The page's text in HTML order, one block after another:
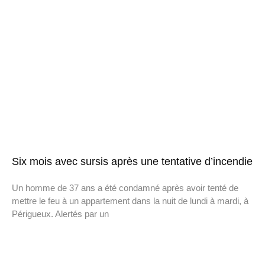
Six mois avec sursis après une tentative d’incendie
Un homme de 37 ans a été condamné après avoir tenté de
mettre le feu à un appartement dans la nuit de lundi à mardi, à
Périgueux. Alertés par un